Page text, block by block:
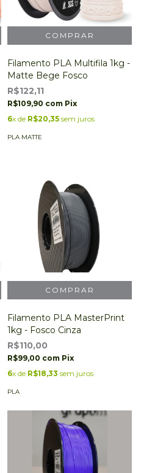
Filamento PLA Multifila 1kg -
Matte Bege Fosco
R$122,11
R$109,90 com Pix
6x de R$20,35 sem juros
PLA MATTE
Filamento PLA MasterPrint
1kg - Fosco Cinza
R$110,00
R$99,00 com Pix
6x de R$18,33 sem juros
PLA